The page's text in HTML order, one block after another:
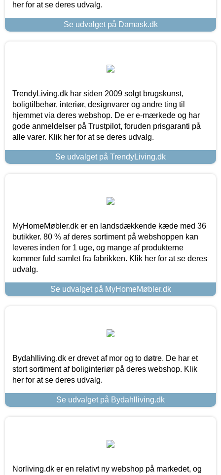
her for at se deres udvalg.
Se udvalget på Damask.dk
TrendyLiving.dk har siden 2009 solgt brugskunst,
boligtilbehør, interiør, designvarer og andre ting til
hjemmet via deres webshop. De er e-mærkede og har
gode anmeldelser på Trustpilot, foruden prisgaranti på
alle varer. Klik her for at se deres udvalg.
Se udvalget på TrendyLiving.dk
MyHomeMøbler.dk er en landsdækkende kæde med 36
butikker. 80 % af deres sortiment på webshoppen kan
leveres inden for 1 uge, og mange af produkterne
kommer fuld samlet fra fabrikken. Klik her for at se deres
udvalg.
Se udvalget på MyHomeMøbler.dk
Bydahlliving.dk er drevet af mor og to døtre. De har et
stort sortiment af boliginteriør på deres webshop. Klik
her for at se deres udvalg.
Se udvalget på Bydahlliving.dk
Norliving.dk er en relativt ny webshop på markedet, og